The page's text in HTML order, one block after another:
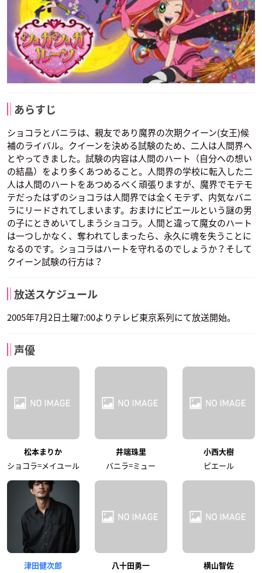
あらすじ
ショコラとバニラは、親友であり魔界の次期クイーン(女王)候
補のライバル。クイーンを決める試験のため、二人は人間界へ
とやってきました。試験の内容は人間のハート（自分への想い
の結晶）をより多くあつめること。人間界の学校に転入した二
人は人間のハートをあつめるべく頑張りますが、魔界でモテモ
テだったはずのショコラは人間界では全くモテず、内気なバニ
ラにリードされてしまいます。おまけにピエールという謎の男
の子にときめいてしまうショコラ。人間と違って魔女のハート
は一つしかなく、奪われてしまったら、永久に魂を失うことに
なるのです。ショコラはハートを守れるのでしょうか？そして
クイーン試験の行方は？
放送スケジュール
2005年7月2日土曜7:00よりテレビ東京系列にて放送開始。
声優
松本まりか
ショコラ=メイユール
井端珠里
バニラ=ミュー
小西大樹
ピエール
津田健次郎 八十田勇一 横山智佐